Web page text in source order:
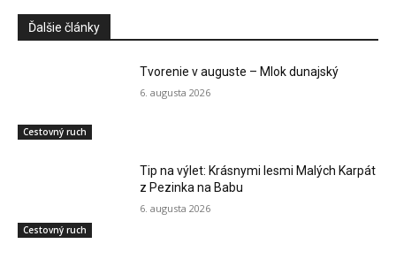
Ďalšie články
Cestovný ruch
Tvorenie v auguste – Mlok dunajský
6. augusta 2026
Cestovný ruch
Tip na výlet: Krásnymi lesmi Malých Karpát
z Pezinka na Babu
6. augusta 2026